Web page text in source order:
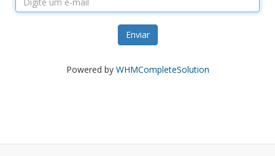
Enviar
Powered by WHMCompleteSolution